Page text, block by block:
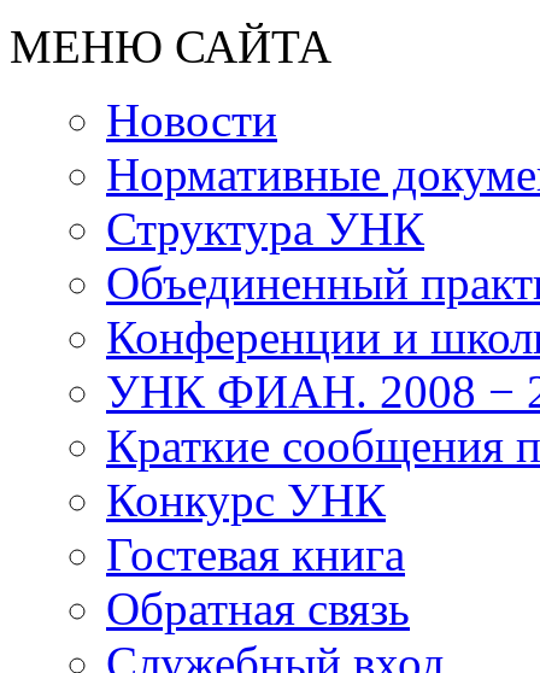
МЕНЮ САЙТА
Новости
Нормативные
Структура УНК
Объединенный
Конференции и
УНК ФИАН. 2008 −
Краткие
Конкурс УНК
Гостевая книга
Обратная связь
Cлужебный вход